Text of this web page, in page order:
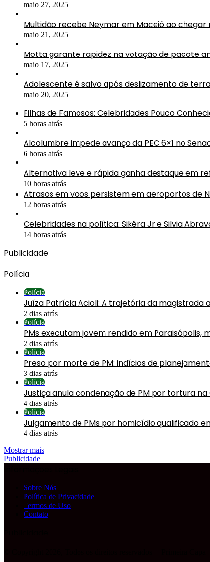
maio 27, 2025
Multidão recebe Neymar em Maceió ao chegar
maio 21, 2025
Motta garante rapidez na votação de pacote
maio 17, 2025
Adolescente é salvo após deslizamento de
maio 20, 2025
Filhas de Famosos: Celebridades Pouco
5 horas atrás
Alcolumbre impede avanço da PEC 6×1 no
6 horas atrás
Alternativa leve e rápida ganha destaque em
10 horas atrás
Atrasos em voos persistem em aeroportos de
12 horas atrás
Celebridades na política: Sikêra Jr e Silvia
14 horas atrás
Publicidade
Polícia
Polícia
Juíza Patrícia Acioli: A trajetória da magistrada
2 dias atrás
Polícia
PMs executam jovem rendido em Paraisópolis,
2 dias atrás
Polícia
Preso por morte de PM: indícios de
3 dias atrás
Polícia
Justiça anula condenação de PM por tortura na
4 dias atrás
Polícia
Julgamento de PMs por homicídio qualificado
4 dias atrás
Mostrar mais
Publicidade
Sobre Nós
Política de Privacidade
Termos de Uso
Contato